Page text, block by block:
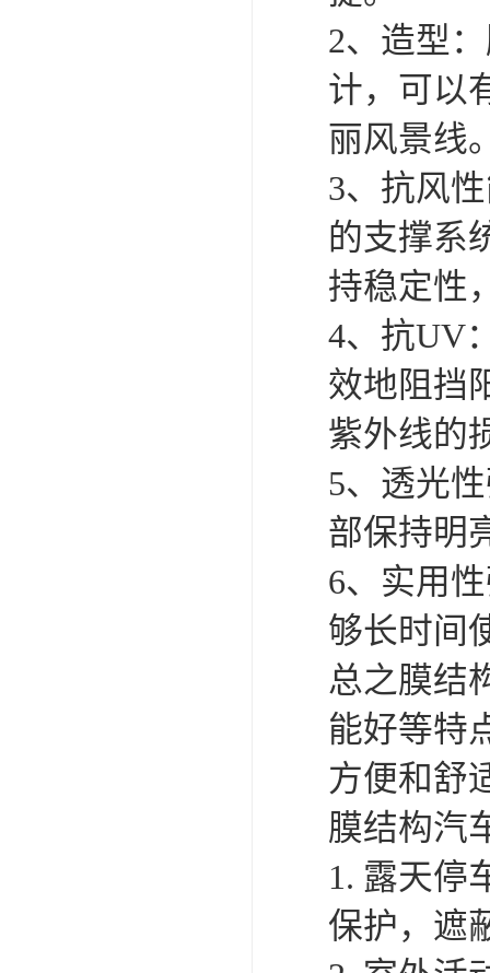
棚。它具
1. 轻质化
PVC膜等
2. 强度高
车篷的抗
牢固性。
3. 灵活性
不同需求
途的需求
4. 易于组
组装和拆
间和人力
5. 美观大
畅，可以
6. 实用性
等性能，
命。
7. 环保性
环境的影
总体而言